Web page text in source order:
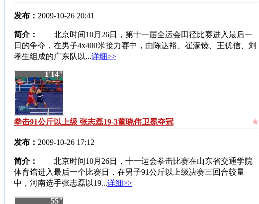
发布： 2009-10-26 20:41
简介：
北京时间10月26日，第十一届全运会田径比赛进入最后一
日的争夺，在男子4x400米接力赛中，由陈达裕、崔濠镜、王优信、刘
孝生组成的广东队以...详细>>
1'14"
拳击91公斤以上级 张志磊19-3董晓伟卫冕夺冠 ★
发布： 2009-10-26 17:12
简介：
北京时间10月26日，十一运会拳击比赛在山东省交通学院
体育馆进入最后一个比赛日，在男子91公斤以上级决赛三回合较量
中，河南选手张志磊以19...详细>>
55"